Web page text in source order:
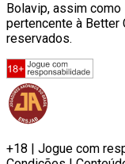
Bolavip, assim
pertencente à
reservados.
+18 | Jogue com